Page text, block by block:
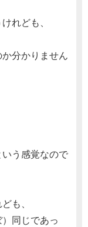
れども、
分かりません
う感覚なので
も、
同じであっ